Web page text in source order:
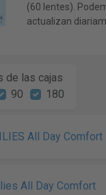
(60 lentes).
actualizan
de las cajas
90 180
All Day Comfort
All Day Comfort